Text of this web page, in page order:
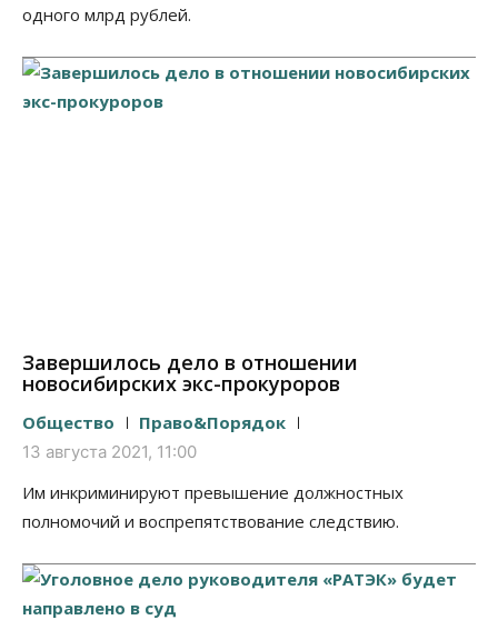
одного млрд рублей.
Завершилось дело в отношении
новосибирских экс-прокуроров
Общество Право&Порядок
13 августа 2021, 11:00
Им инкриминируют превышение должностных
полномочий и воспрепятствование следствию.